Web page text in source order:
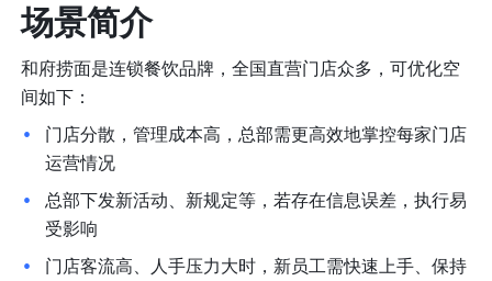
场景简介
和府捞面是连锁餐饮品牌，全国直营门店众多，可优化空
间如下：
门店分散，管理成本高，总部需更高效地掌控每家门店
运营情况
总部下发新活动、新规定等，若存在信息误差，执行易
受影响
门店客流高、人手压力大时，新员工需快速上手、保持